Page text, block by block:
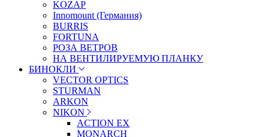
KOZAP
Innomount (Германия)
BURRIS
FORTUNA
РОЗА ВЕТРОВ
НА ВЕНТИЛИРУЕМУЮ ПЛАНКУ
БИНОКЛИ
VECTOR OPTICS
STURMAN
ARKON
NIKON
ACTION EX
MONARCH